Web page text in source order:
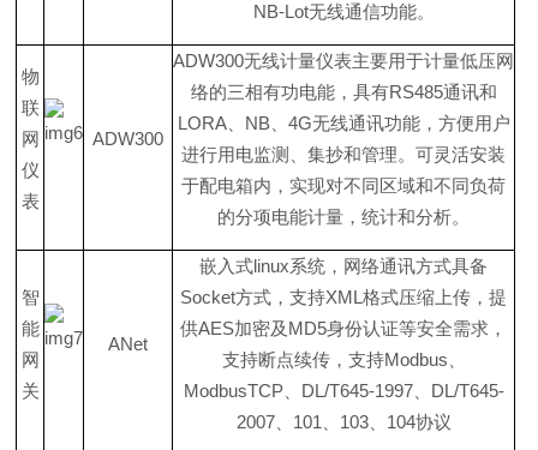
NB-Lot无线通信功能。
物
联
网
仪
表
ADW300
ADW300无线计量仪表主要用于计量低压网
络的三相有功电能，具有RS485通讯和
LORA、 NB 4G无线通讯功能，方便用户
进行用电监测、集抄和管理。可灵活安装
于配电箱内，实现对不同区域和不同负荷
的分项电能计量，统计和分析。
智
能
网
关
ANet
嵌入式linux系统，网络通讯方式具备
Socket方式，支持XML格式压缩上传，提
供AES加密及 MD5身份认证等安全需求，
支持断点续传，支持Modbus
ModbusTCP、 DL/T645-1997、 DL/T645-
2007、 101 103、 104协议